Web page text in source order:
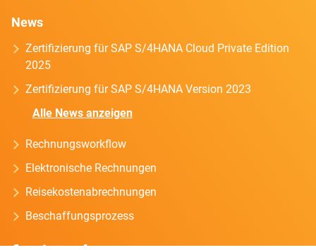
News
Zertifizierung für SAP S/4HANA Cloud Private Edition
2025
Zertifizierung für SAP S/4HANA Version 2023
Alle News anzeigen
Rechnungsworkflow
Elektronische Rechnungen
Reisekostenabrechnungen
Beschaffungsprozess